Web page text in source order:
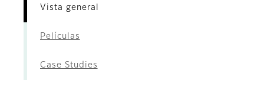
Vista general
Películas
Case Studies